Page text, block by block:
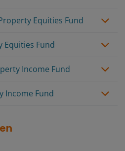
Equities Fund
Equities Fund
Income Fund
Income Fund